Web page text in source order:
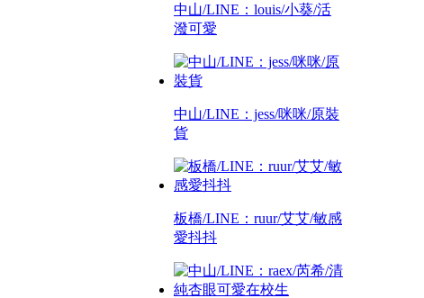
中山/LINE：louis/小葵/活
潑可愛
中山/LINE：jess/咪咪/原裝
貨
板橋/LINE：ruur/艾艾/敏感
愛抖抖